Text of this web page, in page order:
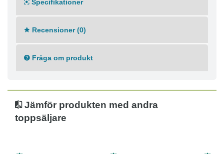
Specifikationer
Recensioner (0)
Fråga om produkt
Jämför produkten med andra
toppsäljare